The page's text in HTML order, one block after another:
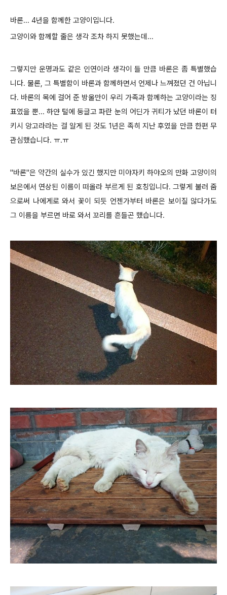
바론... 4년을 함께한 고양이입니다.
고양이와 함께할 줄은 생각 조차 하지 못했는데...
그렇지만 운명과도 같은 인연이라 생각이 들 만큼 바론은 좀 특별했습
니다. 물론, 그 특별함이 바론과 함께하면서 언제나 느껴졌던 건 아닙니
다. 바론의 목에 걸어 준 방울만이 우리 가족과 함께하는 고양이라는 징
표였을 뿐... 하얀 털에 둥글고 파란 눈의 어딘가 귀티가 났던 바론이 터
키시 앙고라라는 걸 알게 된 것도 1년은 족히 지난 후였을 만큼 한편 무
관심했습니다. ㅠ.ㅠ
"바론"은 약간의 실수가 있긴 했지만 미야자키 하야오의 만화 고양이의
보은에서 연상된 이름이 떠올라 부르게 된 호칭입니다. 그렇게 불러 줌
으로써 나에게로 와서 꽃이 되듯 언젠가부터 바론은 보이질 않다가도
그 이름을 부르면 바로 와서 꼬리를 흔들곤 했습니다.